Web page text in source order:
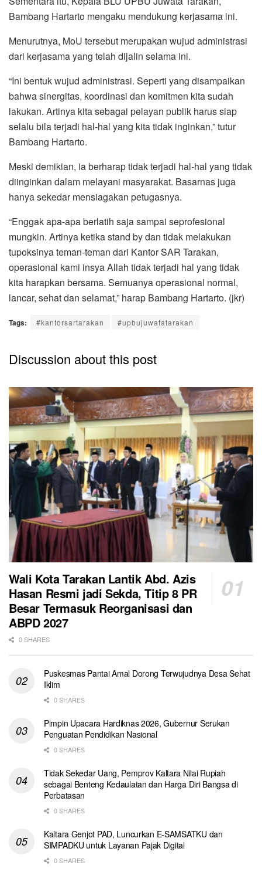
Bambang Hartarto mengaku mendukung kerjasama ini.
Menurutnya, MoU tersebut merupakan wujud administrasi
dari kerjasama yang telah dijalin selama ini.
“Ini bentuk wujud administrasi. Seperti yang disampaikan
bahwa sinergitas, koordinasi dan komitmen kita sudah
lakukan. Artinya kita sebagai pelayan publik harus siap
selalu bila terjadi hal-hal yang kita tidak inginkan,” tutur
Bambang Hartarto.
Meski demikian, ia berharap tidak terjadi hal-hal yang tidak
diinginkan dalam melayani masyarakat. Basarnas juga
hanya sekedar mensiagakan petugasnya.
“Enggak apa-apa berlatih saja sampai seprofesional
mungkin. Artinya ketika stand by dan tidak melakukan
tupoksinya teman-teman dari Kantor SAR Tarakan,
operasional kami insya Allah tidak terjadi hal yang tidak
kita harapkan bersama. Semuanya operasional normal,
lancar, sehat dan selamat,” harap Bambang Hartarto. (jkr)
Tags: #kantorsartarakan #upbujuwatatarakan
Discussion about this post
Wali Kota Tarakan Lantik Abd. Azis
Hasan Resmi jadi Sekda, Titip 8 PR
Besar Termasuk Reorganisasi dan
ABPD 2027
0 SHARES
Puskesmas Pantai Amal Dorong Terwujudnya Desa Sehat
Iklim
0 SHARES
Pimpin Upacara Hardiknas 2026, Gubernur Serukan
Penguatan Pendidikan Nasional
0 SHARES
Tidak Sekedar Uang, Pemprov Kaltara Nilai Rupiah
sebagai Benteng Kedaulatan dan Harga Diri Bangsa di
Perbatasan
0 SHARES
Kaltara Genjot PAD, Luncurkan E-SAMSATKU dan
SIMPADKU untuk Layanan Pajak Digital
0 SHARES